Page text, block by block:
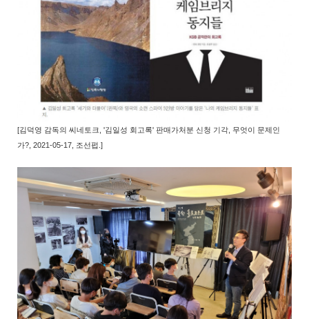
[김덕영 감독의 씨네토크, '김일성 회고록' 판매가처분 신청 기각, 무엇이 문제인
가? 2021-05-17, 조선펍. ]